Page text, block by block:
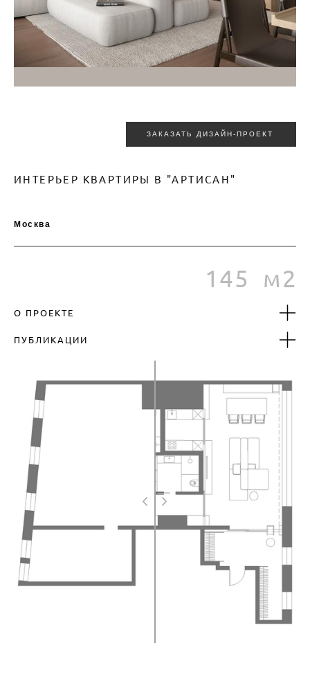
ЗАКАЗАТЬ ДИЗАЙН-ПРОЕКТ
ИНТЕРЬЕР КВАРТИРЫ В "АРТИСАН"
Москва
145 м2
О ПРОЕКТЕ
ПУБЛИКАЦИИ